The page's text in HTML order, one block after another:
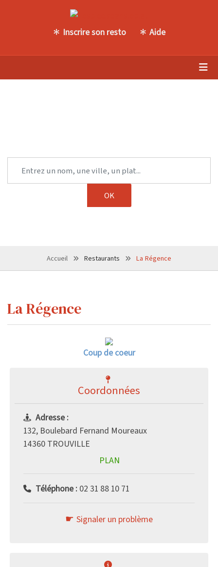
Inscrire son resto Aide
Accueil Restaurants La Régence
La Régence
Coup de coeur
Coordonnées
Adresse :
132, Boulebard Fernand Moureaux
14360 TROUVILLE
PLAN
Téléphone : 02 31 88 10 71
Signaler un problème